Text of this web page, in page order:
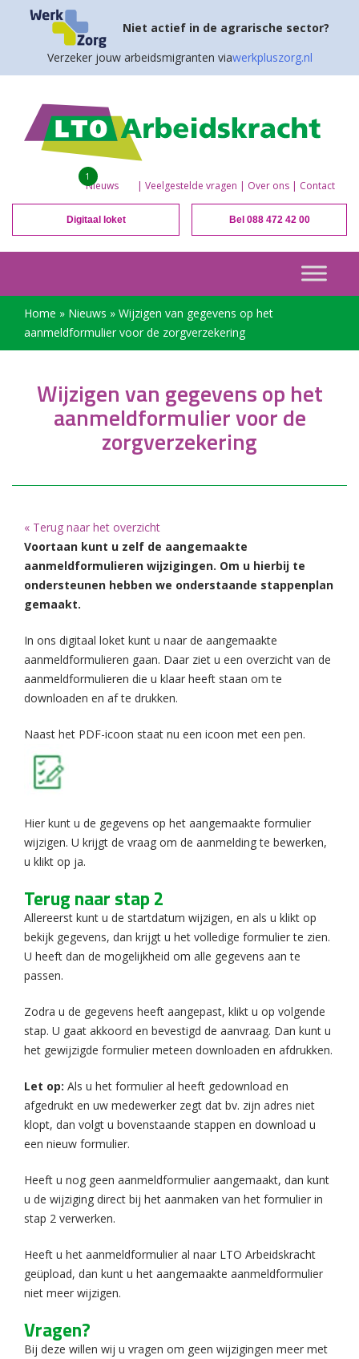
Niet actief in de agrarische sector?
Verzeker jouw arbeidsmigranten viawerkpluszorg.nl
Nieuws
1
| Veelgestelde vragen | Over ons | Contact
Digitaal loket Bel 088 472 42 00
Home » Nieuws » Wijzigen van gegevens op het
aanmeldformulier voor de zorgverzekering
Wijzigen van gegevens op het
aanmeldformulier voor de
zorgverzekering
« Terug naar het overzicht
Voortaan kunt u zelf de aangemaakte
aanmeldformulieren wijzigingen. Om u hierbij te
ondersteunen hebben we onderstaande stappenplan
gemaakt.
In ons digitaal loket kunt u naar de aangemaakte
aanmeldformulieren gaan. Daar ziet u een overzicht van de
aanmeldformulieren die u klaar heeft staan om te
downloaden en af te drukken.
Naast het PDF-icoon staat nu een icoon met een pen.
Hier kunt u de gegevens op het aangemaakte formulier
wijzigen. U krijgt de vraag om de aanmelding te bewerken,
u klikt op ja.
Terug naar stap 2
Allereerst kunt u de startdatum wijzigen, en als u klikt op
bekijk gegevens, dan krijgt u het volledige formulier te zien.
U heeft dan de mogelijkheid om alle gegevens aan te
passen.
Zodra u de gegevens heeft aangepast, klikt u op volgende
stap. U gaat akkoord en bevestigd de aanvraag. Dan kunt u
het gewijzigde formulier meteen downloaden en afdrukken.
Let op: Als u het formulier al heeft gedownload en
afgedrukt en uw medewerker zegt dat bv. zijn adres niet
klopt, dan volgt u bovenstaande stappen en download u
een nieuw formulier.
Heeft u nog geen aanmeldformulier aangemaakt, dan kunt
u de wijziging direct bij het aanmaken van het formulier in
stap 2 verwerken.
Heeft u het aanmeldformulier al naar LTO Arbeidskracht
geüpload, dan kunt u het aangemaakte aanmeldformulier
niet meer wijzigen.
Vragen?
Bij deze willen wij u vragen om geen wijzigingen meer met